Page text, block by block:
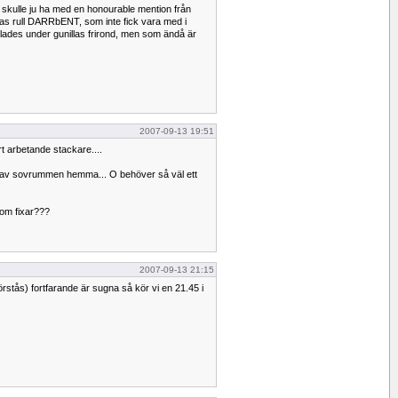
ju ha med en honourable mention från
rull DARRbENT, som inte fick vara med i
under gunillas frirond, men som ändå är
2007-09-13 19:51
arbetande stackare....
sovrummen hemma... O behöver så väl ett
fixar???
2007-09-13 21:15
fortfarande är sugna så kör vi en 21.45 i